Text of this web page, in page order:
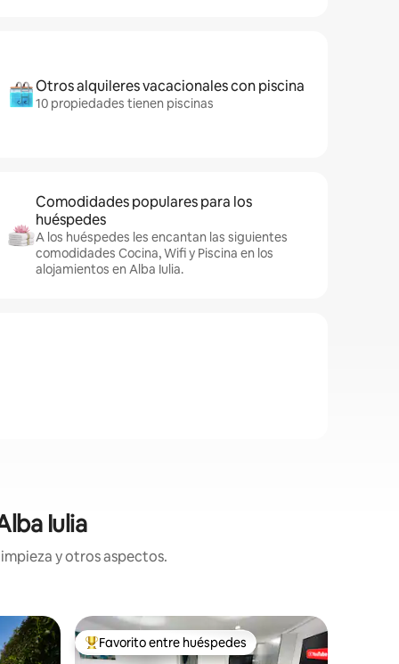
Otros alquileres vacacionales con piscina
10 propiedades tienen piscinas
Comodidades populares para los
huéspedes
A los huéspedes les encantan las siguientes
comodidades Cocina, Wifi y Piscina en los
alojamientos en Alba Iulia.
Iulia
y otros aspectos.
Favorito entre huéspedes preferido
Favorito entre huéspedes